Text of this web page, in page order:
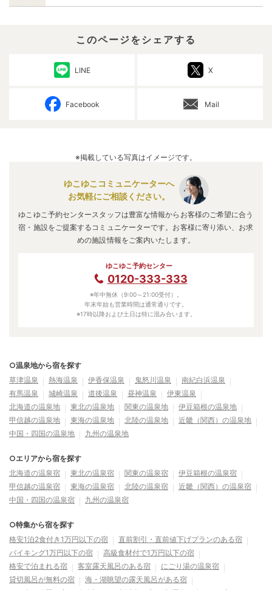
このページをシェアする
LINE X
Facebook Mail
※掲載している写真はイメージです。
ゆこゆこコミュニケーターへ
お気軽にご相談ください。
ゆこゆこ予約センタースタッフは豊富な情報からお客様のご希望に合う
宿・施設をご提案するコミュニケーターです。お客様に寄り添い、お求
めの施設情報をご案内いたします。
ゆこゆこ予約センター
0120-333-333
※年中無休（9:00～21:00受付）。
年末年始も営業時間は通常通りです。
※17時以降および土日は特に混み合います。
○温泉地から宿を探す
草津温泉
熱海温泉 伊香保温泉 鬼怒川温泉
南紀白浜温泉
有馬温泉
城崎温泉 道後温泉 昼神温泉
伊東温泉
北海道の温泉地
東北の温泉地 関東の温泉地
伊豆箱根の温泉地
甲信越の温泉地
東海の温泉地 北陸の温泉地
近畿（関西）の温泉地
中国・四国の温泉地
九州の温泉地
○エリアから宿を探す
北海道の温泉宿
東北の温泉宿 関東の温泉宿
伊豆箱根の温泉宿
甲信越の温泉宿
東海の温泉宿 北陸の温泉宿
近畿（関西）の温泉宿
中国・四国の温泉宿
九州の温泉宿
○特集から宿を探す
格安1泊2食付き1万円以下の宿
直前割引・直前値下げプランのある宿
バイキング1万円以下の宿
高級食材付で1万円以下の宿
格安で泊まれる宿
客室露天風呂のある宿
にごり湯の温泉宿
貸切風呂が無料の宿
海・湖眺望の露天風呂がある宿